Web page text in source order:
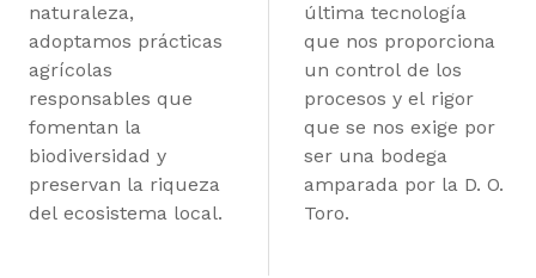
naturaleza,
adoptamos prácticas
agrícolas
responsables que
fomentan la
biodiversidad y
preservan la riqueza
del ecosistema local.
última tecnología
que nos proporciona
un control de los
procesos y el rigor
que se nos exige por
ser una bodega
amparada por la D. O.
Toro.